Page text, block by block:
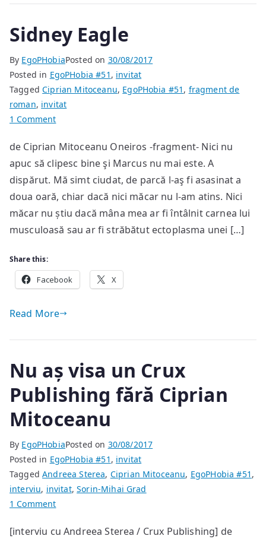
Sidney Eagle
By EgoPHobiaPosted on 30/08/2017
Posted in EgoPHobia #51 , invitat
TaggedCiprian Mitoceanu, EgoPHobia #51 , fragment de
roman, invitat
1 Commenton
Eagle
de Ciprian Mitoceanu Oneiros -fragment- Nici nu
apuc să clipesc bine şi Marcus nu mai este. A
dispărut. Mă simt ciudat, de parcă l-aş fi asasinat a
doua oară, chiar dacă nici măcar nu l-am atins. Nici
măcar nu știu dacă mâna mea ar fi întâlnit carnea lui
musculoasă sau ar fi străbătut ectoplasma unei […]
Share this:
Facebook X
Read More
Nu aș visa un Crux
Publishing fără Ciprian
Mitoceanu
By EgoPHobiaPosted on 30/08/2017
Posted in EgoPHobia #51 , invitat
TaggedAndreea Sterea, Ciprian Mitoceanu, EgoPHobia #51 ,
interviu, invitat,Sorin-Mihai Grad
1 Commenton
aș
[interviu cu Andreea Sterea / Crux Publishing] de